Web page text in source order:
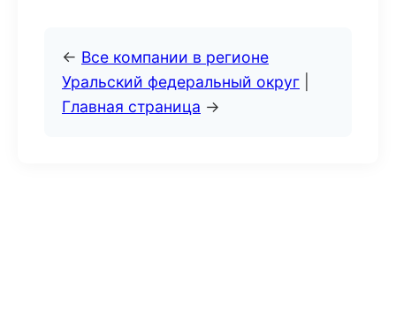
← Все компании в регионе
Уральский федеральный округ
Главная страница →